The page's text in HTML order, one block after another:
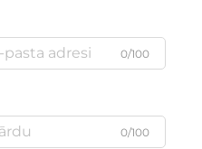
0/100
0/100